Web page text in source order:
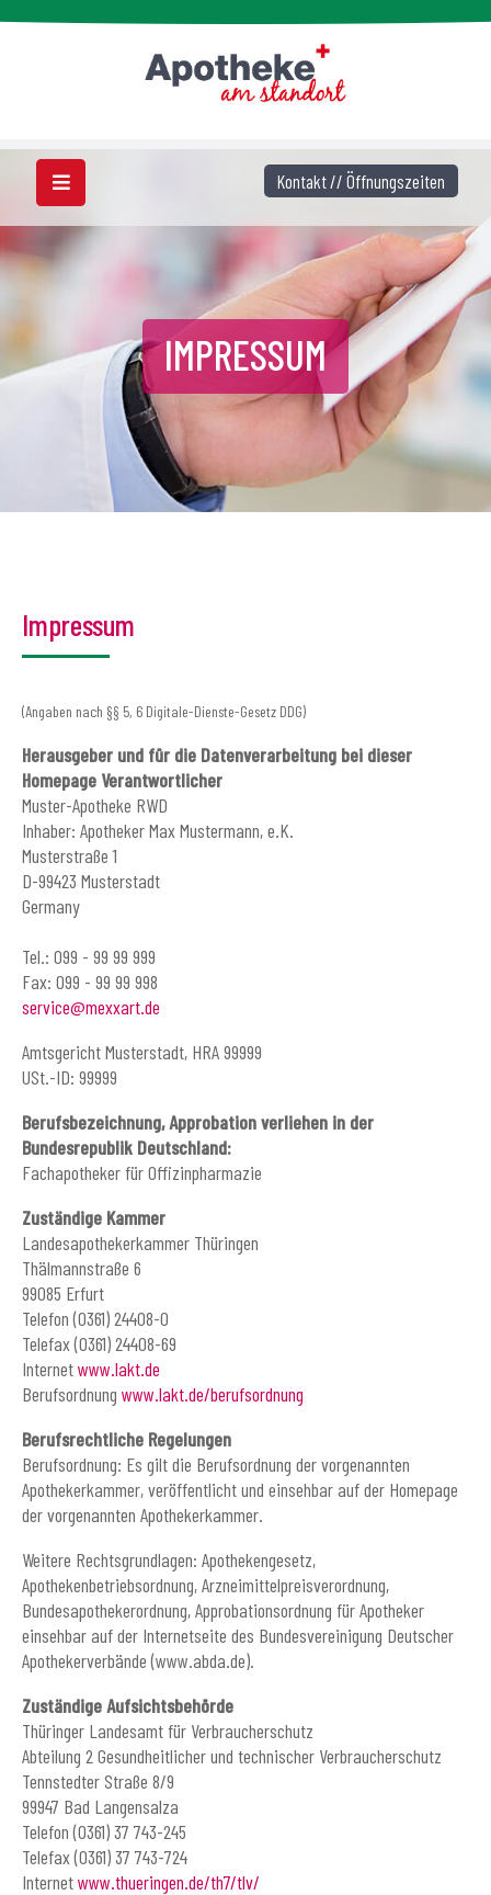
IMPRESSUM
Impressum
(Angaben nach §§ 5, 6 Digitale-Dienste-Gesetz DDG)
Herausgeber und für die Datenverarbeitung bei dieser
Homepage Verantwortlicher
Muster-Apotheke RWD
Inhaber: Apotheker Max Mustermann, e.K.
Musterstraße 1
D-99423 Musterstadt
Germany
Tel.: 099 - 99 99 999
Fax: 099 - 99 99 998
service@mexxart.de
Amtsgericht Musterstadt, HRA 99999
USt.-ID: 99999
Berufsbezeichnung, Approbation verliehen in der
Bundesrepublik Deutschland:
Fachapotheker für Offizinpharmazie
Zuständige Kammer
Landesapothekerkammer Thüringen
Thälmannstraße 6
99085 Erfurt
Telefon (0361) 24408-0
Telefax (0361) 24408-69
Internetwww.lakt.de
Berufsordnung www.lakt.de/berufsordnung
Berufsrechtliche Regelungen
Berufsordnung: Es gilt die Berufsordnung der vorgenannten
Apothekerkammer, veröffentlicht und einsehbar auf der Homepage
der vorgenannten Apothekerkammer.
Weitere Rechtsgrundlagen: Apothekengesetz,
Apothekenbetriebsordnung, Arzneimittelpreisverordnung,
Bundesapothekerordnung, Approbationsordnung für Apotheker
einsehbar auf der Internetseite des Bundesvereinigung Deutscher
Apothekerverbände (www.abda.de).
Zuständige Aufsichtsbehörde
Thüringer Landesamt für Verbraucherschutz
Abteilung 2 Gesundheitlicher und technischer Verbraucherschutz
Tennstedter Straße 8/9
99947 Bad Langensalza
Telefon (0361) 37 743-245
Telefax (0361) 37 743-724
Internetwww.thueringen.de/th7/tlv/
Kontakt // Öffnungszeiten